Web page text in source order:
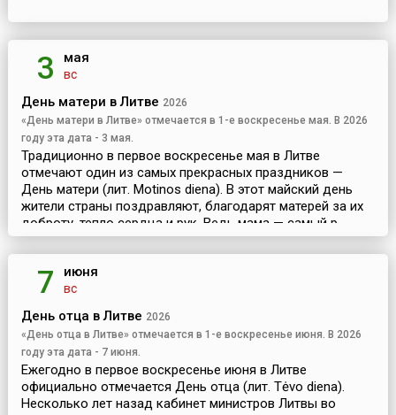
3 мая
вс
День матери в Литве 2026
«День матери в Литве» отмечается в 1-е воскресенье мая. В 2026
году эта дата - 3 мая.
Традиционно в первое воскресенье мая в Литве
отмечают один из самых прекрасных праздников —
День матери (лит. Motinos diena). В этот майский день
жители страны поздравляют, благодарят матерей за их
доброту, тепло сердца и рук. Ведь мама — самый р...
7 июня
вс
День отца в Литве 2026
«День отца в Литве» отмечается в 1-е воскресенье июня. В 2026
году эта дата - 7 июня.
Ежегодно в первое воскресенье июня в Литве
официально отмечается День отца (лит. Tėvo diena).
Несколько лет назад кабинет министров Литвы во